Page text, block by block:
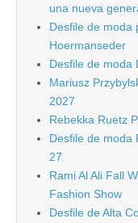
una nueva
Desfile de moda
Hoermanseder
Desfile de moda
Mariusz
2027
Rebekka Ruetz
Desfile de moda
27
Rami Al Ali Fall
Fashion Show
Desfile de Alta